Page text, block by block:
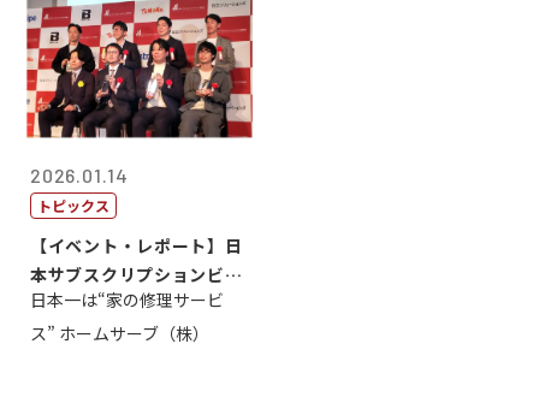
2026.01.14
トピックス
【イベント・レポート】日
本サブスクリプションビジ
ネス大賞20...
日本一は“家の修理サービ
ス” ホームサーブ（株）